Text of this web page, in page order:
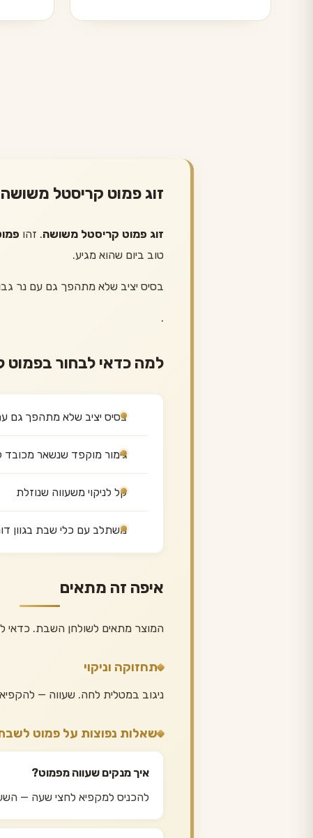
זוג פמוט קריסטל
זוג פמוט קריסטל משושה. זהו
טוב ביום שהוא מגיע.
בסיס יציב שלא מתהפך גם עם נר
.
למה כדאי לבחור
בסיס יציב שלא מתהפך גם
גימור מוקפד שנשאר מכובד
קל לניקוי משעווה שנוזלת
משתלב עם כלי שבת בגוון
איפה זה מתאים
המוצר מתאים לשולחן השבת.
תחזוקה וניקוי
ניגוב במטלית לחה. שעווה —
שאלות נפוצות על פמוט
איך מנקים שעווה מפמוט?
להכניס למקפיא לחצי שעה —